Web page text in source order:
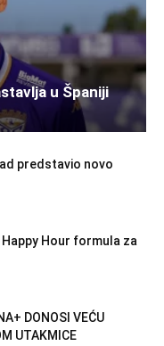
u Španiji
predstavio novo
Hour formula za
DONOSI VEĆU
UTAKMICE